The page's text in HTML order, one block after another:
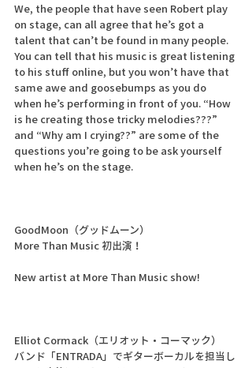
We, the people that have seen Robert play
on stage, can all agree that he’s got a
talent that can’t be found in many people.
You can tell that his music is great listening
to his stuff online, but you won’t have that
same awe and goosebumps as you do
when he’s performing in front of you. “How
is he creating those tricky melodies???”
and “Why am I crying??” are some of the
questions you’re going to be ask yourself
when he’s on the stage.
GoodMoon（グッドムーン）
More Than Music 初出演！
New artist at More Than Music show!
Elliot Cormack（エリオット・コーマック）
バンド「ENTRADA」でギターボーカルを担当し